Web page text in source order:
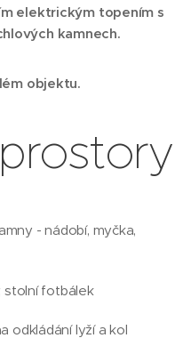
elektrickým topením s
kamnech.
objektu.
- nádobí, myčka,
stolní fotbálek
odkládání lyží a kol